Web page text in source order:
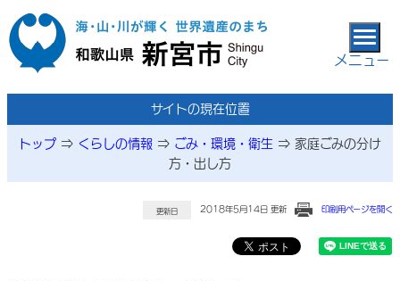
本文へ移動
メニュー
サイトの現在位置
トップ ⇒ くらしの情報 ⇒ ごみ・環境・衛生 ⇒ 家庭ごみの分け
方・出し方
更新日 2018年5月14日 更新 印刷用ページを開く